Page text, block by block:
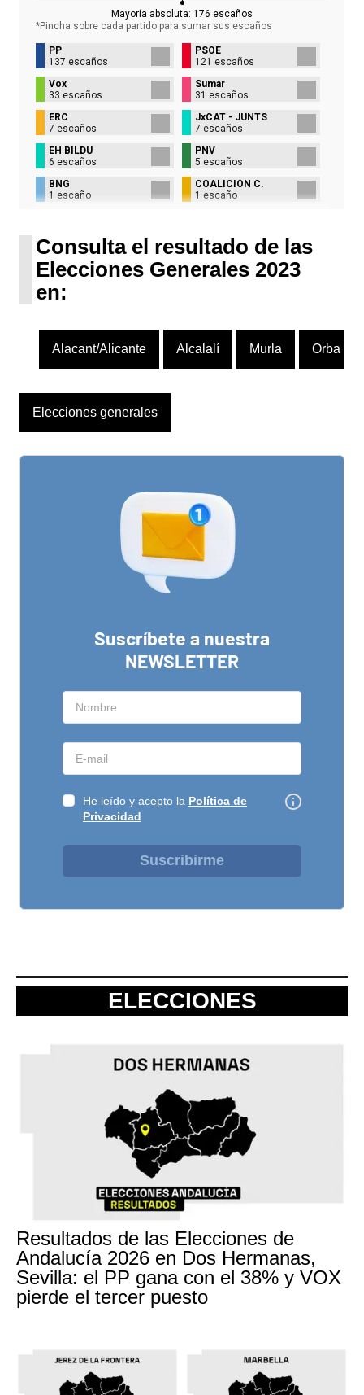
Mayoría absoluta: 176 escaños
*Pincha sobre cada partido para sumar sus escaños
PP
137 escaños
PSOE
121 escaños
Vox
33 escaños
Sumar
31 escaños
ERC
7 escaños
JxCAT - JUNTS
7 escaños
EH BILDU
6 escaños
PNV
5 escaños
BNG
1 escaño
COALICIÓN C.
1 escaño
Consulta el resultado de las
Elecciones Generales 2023
en:
Alacant/Alicante Alcalalí Murla Orba
Elecciones generales
Suscríbete a nuestra
NEWSLETTER
He leído y acepto la Política de
Privacidad
Suscribirme
ELECCIONES
Resultados de las Elecciones de
Andalucía 2026 en Dos Hermanas,
Sevilla: el PP gana con el 38% y VOX
pierde el tercer puesto